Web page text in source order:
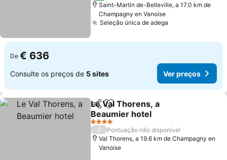
Saint-Martin de-Belleville, a 17.0 km de
Champagny en Vanoise
Seleção única de adega
De € 636
Consulte os preços de 5 sites Ver preços
PartilharAdicionar aos favoritos
Le Val Thorens, a
Beaumier hotel
Ver preços
4 Estrelas
/
Pontuação não disponível
Val Thorens, a 19.6 km de Champagny en
Vanoise